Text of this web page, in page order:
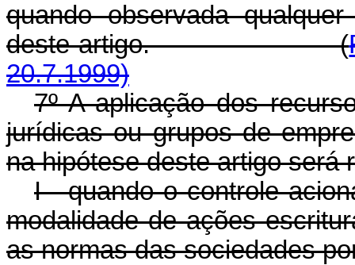
quando observada
deste artigo. (
20.7.1999)
7º A aplicação dos
jurídicas ou grupos de
na hipótese deste artigo será
I - quando o controle
modalidade de ações
as normas das sociedades